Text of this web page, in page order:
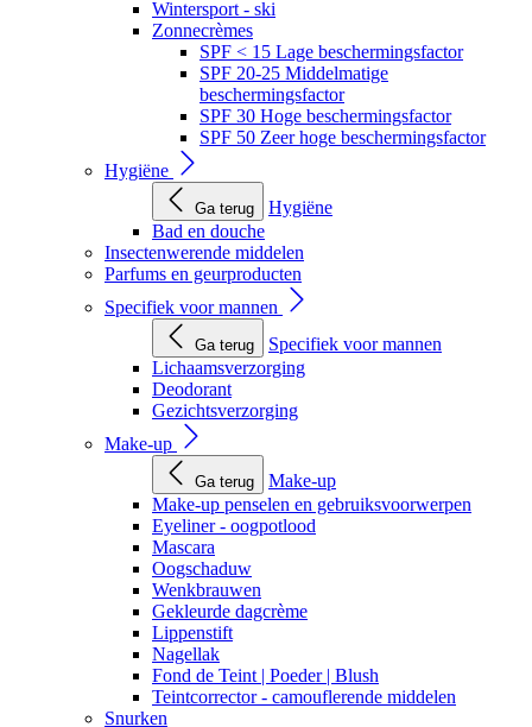
Wintersport - ski
Zonnecrèmes
SPF < 15 Lage beschermingsfactor
SPF 20-25 Middelmatige
beschermingsfactor
SPF 30 Hoge beschermingsfactor
SPF 50 Zeer hoge beschermingsfactor
Hygiëne
Ga terug
Hygiëne
Bad en douche
Insectenwerende middelen
Parfums en geurproducten
Specifiek voor mannen
Ga terug
Specifiek voor mannen
Lichaamsverzorging
Deodorant
Gezichtsverzorging
Make-up
Ga terug
Make-up
Make-up penselen en gebruiksvoorwerpen
Eyeliner - oogpotlood
Mascara
Oogschaduw
Wenkbrauwen
Gekleurde dagcrème
Lippenstift
Nagellak
Fond de Teint | Poeder | Blush
Teintcorrector - camouflerende middelen
Snurken